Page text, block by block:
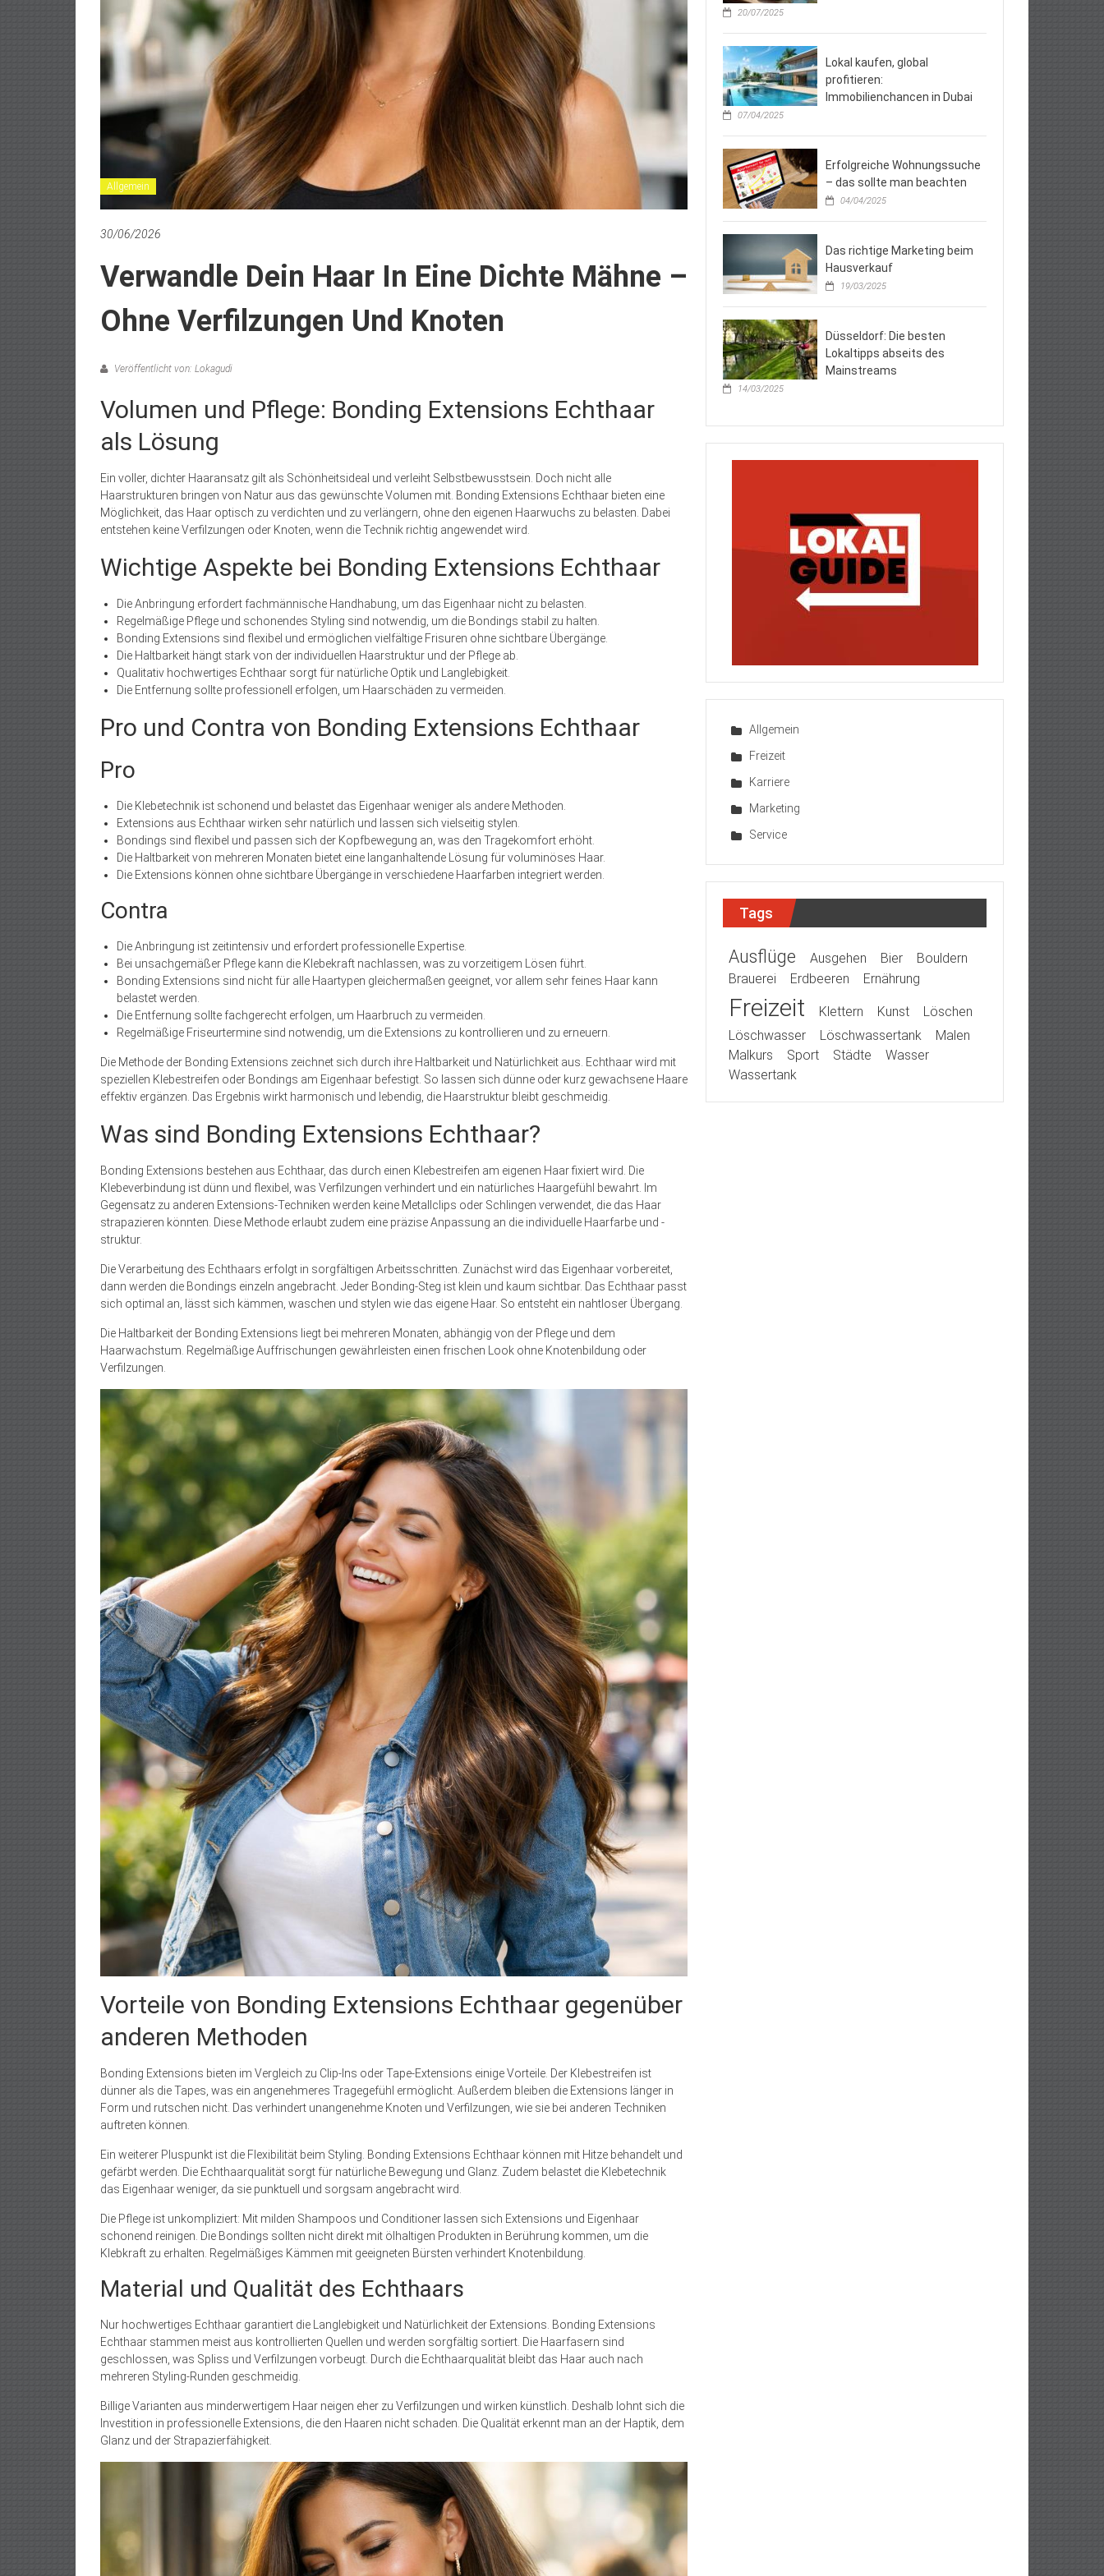
Allgemein
30/06/2026
Verwandle Dein Haar In Eine Dichte Mähne –
Ohne Verfilzungen Und Knoten
Veröffentlicht von: Lokagudi
Volumen und Pflege: Bonding Extensions Echthaar
als Lösung
Ein voller, dichter Haaransatz gilt als Schönheitsideal und verleiht Selbstbewusstsein. Doch nicht alle
Haarstrukturen bringen von Natur aus das gewünschte Volumen mit. Bonding Extensions Echthaar bieten eine
Möglichkeit, das Haar optisch zu verdichten und zu verlängern, ohne den eigenen Haarwuchs zu belasten. Dabei
entstehen keine Verfilzungen oder Knoten, wenn die Technik richtig angewendet wird.
Wichtige Aspekte bei Bonding Extensions Echthaar
Die Anbringung erfordert fachmännische Handhabung, um das Eigenhaar nicht zu belasten.
Regelmäßige Pflege und schonendes Styling sind notwendig, um die Bondings stabil zu halten.
Bonding Extensions sind flexibel und ermöglichen vielfältige Frisuren ohne sichtbare Übergänge.
Die Haltbarkeit hängt stark von der individuellen Haarstruktur und der Pflege ab.
Qualitativ hochwertiges Echthaar sorgt für natürliche Optik und Langlebigkeit.
Die Entfernung sollte professionell erfolgen, um Haarschäden zu vermeiden.
Pro und Contra von Bonding Extensions Echthaar
Pro
Die Klebetechnik ist schonend und belastet das Eigenhaar weniger als andere Methoden.
Extensions aus Echthaar wirken sehr natürlich und lassen sich vielseitig stylen.
Bondings sind flexibel und passen sich der Kopfbewegung an, was den Tragekomfort erhöht.
Die Haltbarkeit von mehreren Monaten bietet eine langanhaltende Lösung für voluminöses Haar.
Die Extensions können ohne sichtbare Übergänge in verschiedene Haarfarben integriert werden.
Contra
Die Anbringung ist zeitintensiv und erfordert professionelle Expertise.
Bei unsachgemäßer Pflege kann die Klebekraft nachlassen, was zu vorzeitigem Lösen führt.
Bonding Extensions sind nicht für alle Haartypen gleichermaßen geeignet, vor allem sehr feines Haar kann
belastet werden.
Die Entfernung sollte fachgerecht erfolgen, um Haarbruch zu vermeiden.
Regelmäßige Friseurtermine sind notwendig, um die Extensions zu kontrollieren und zu erneuern.
Die Methode der Bonding Extensions zeichnet sich durch ihre Haltbarkeit und Natürlichkeit aus. Echthaar wird mit
speziellen Klebestreifen oder Bondings am Eigenhaar befestigt. So lassen sich dünne oder kurz gewachsene Haare
effektiv ergänzen. Das Ergebnis wirkt harmonisch und lebendig, die Haarstruktur bleibt geschmeidig.
Was sind Bonding Extensions Echthaar?
Bonding Extensions bestehen aus Echthaar, das durch einen Klebestreifen am eigenen Haar fixiert wird. Die
Klebeverbindung ist dünn und flexibel, was Verfilzungen verhindert und ein natürliches Haargefühl bewahrt. Im
Gegensatz zu anderen Extensions-Techniken werden keine Metallclips oder Schlingen verwendet, die das Haar
strapazieren könnten. Diese Methode erlaubt zudem eine präzise Anpassung an die individuelle Haarfarbe und -
struktur.
Die Verarbeitung des Echthaars erfolgt in sorgfältigen Arbeitsschritten. Zunächst wird das Eigenhaar vorbereitet,
dann werden die Bondings einzeln angebracht. Jeder Bonding-Steg ist klein und kaum sichtbar. Das Echthaar passt
sich optimal an, lässt sich kämmen, waschen und stylen wie das eigene Haar. So entsteht ein nahtloser Übergang.
Die Haltbarkeit der Bonding Extensions liegt bei mehreren Monaten, abhängig von der Pflege und dem
Haarwachstum. Regelmäßige Auffrischungen gewährleisten einen frischen Look ohne Knotenbildung oder
Verfilzungen.
Vorteile von Bonding Extensions Echthaar gegenüber
anderen Methoden
Bonding Extensions bieten im Vergleich zu Clip-Ins oder Tape-Extensions einige Vorteile. Der Klebestreifen ist
dünner als die Tapes, was ein angenehmeres Tragegefühl ermöglicht. Außerdem bleiben die Extensions länger in
Form und rutschen nicht. Das verhindert unangenehme Knoten und Verfilzungen, wie sie bei anderen Techniken
auftreten können.
Ein weiterer Pluspunkt ist die Flexibilität beim Styling. Bonding Extensions Echthaar können mit Hitze behandelt und
gefärbt werden. Die Echthaarqualität sorgt für natürliche Bewegung und Glanz. Zudem belastet die Klebetechnik
das Eigenhaar weniger, da sie punktuell und sorgsam angebracht wird.
Die Pflege ist unkompliziert: Mit milden Shampoos und Conditioner lassen sich Extensions und Eigenhaar
schonend reinigen. Die Bondings sollten nicht direkt mit ölhaltigen Produkten in Berührung kommen, um die
Klebkraft zu erhalten. Regelmäßiges Kämmen mit geeigneten Bürsten verhindert Knotenbildung.
Material und Qualität des Echthaars
Nur hochwertiges Echthaar garantiert die Langlebigkeit und Natürlichkeit der Extensions. Bonding Extensions
Echthaar stammen meist aus kontrollierten Quellen und werden sorgfältig sortiert. Die Haarfasern sind
geschlossen, was Spliss und Verfilzungen vorbeugt. Durch die Echthaarqualität bleibt das Haar auch nach
mehreren Styling-Runden geschmeidig.
Billige Varianten aus minderwertigem Haar neigen eher zu Verfilzungen und wirken künstlich. Deshalb lohnt sich die
Investition in professionelle Extensions, die den Haaren nicht schaden. Die Qualität erkennt man an der Haptik, dem
Glanz und der Strapazierfähigkeit.
20/07/2025
Lokal kaufen, global
profitieren:
Immobilienchancen in Dubai
07/04/2025
Erfolgreiche Wohnungssuche
– das sollte man beachten
04/04/2025
Das richtige Marketing beim
Hausverkauf
19/03/2025
Düsseldorf: Die besten
Lokaltipps abseits des
Mainstreams
14/03/2025
Allgemein
Freizeit
Karriere
Marketing
Service
Tags
Ausflüge Ausgehen Bier
Bouldern
Brauerei
Erdbeeren Ernährung
Freizeit Klettern Kunst
Löschen
Löschwasser
Löschwassertank
Malen
Malkurs
Sport Städte
Wasser
Wassertank